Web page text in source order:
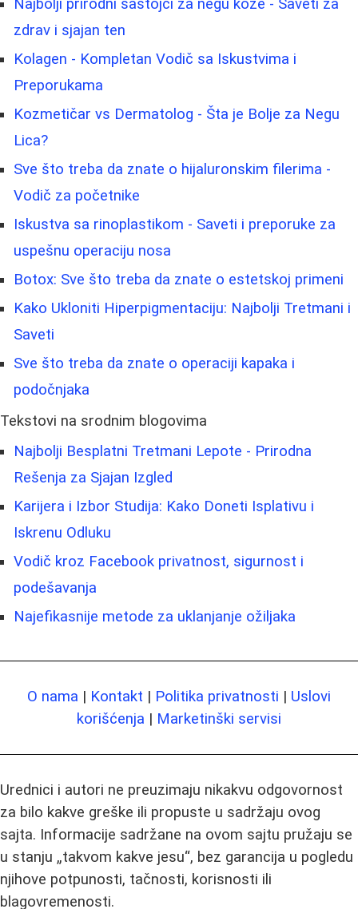
Najbolji prirodni sastojci za negu kože - Saveti za
zdrav i sjajan ten
Kolagen - Kompletan Vodič sa Iskustvima i
Preporukama
Kozmetičar vs Dermatolog - Šta je Bolje za Negu
Lica?
Sve što treba da znate o hijaluronskim filerima -
Vodič za početnike
Iskustva sa rinoplastikom - Saveti i preporuke za
uspešnu operaciju nosa
Botox: Sve što treba da znate o estetskoj primeni
Kako Ukloniti Hiperpigmentaciju: Najbolji Tretmani i
Saveti
Sve što treba da znate o operaciji kapaka i
podočnjaka
Tekstovi na srodnim blogovima
Najbolji Besplatni Tretmani Lepote - Prirodna
Rešenja za Sjajan Izgled
Karijera i Izbor Studija: Kako Doneti Isplativu i
Iskrenu Odluku
Vodič kroz Facebook privatnost, sigurnost i
podešavanja
Najefikasnije metode za uklanjanje ožiljaka
O nama | Kontakt | Politika privatnosti | Uslovi
korišćenja | Marketinški servisi
Urednici i autori ne preuzimaju nikakvu odgovornost
za bilo kakve greške ili propuste u sadržaju ovog
sajta. Informacije sadržane na ovom sajtu pružaju se
u stanju „takvom kakve jesu“, bez garancija u pogledu
njihove potpunosti, tačnosti, korisnosti ili
blagovremenosti.